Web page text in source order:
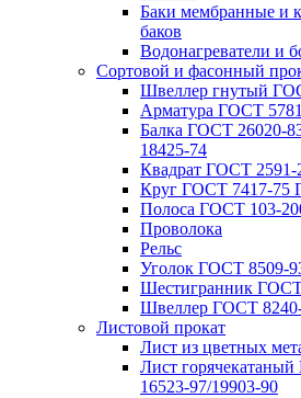
Баки мембранные и
баков
Водонагреватели и
Сортовой и фасонный
Швеллер гнутый
Арматура ГОСТ
Балка ГОСТ 26020-
18425-74
Квадрат ГОСТ 2591-
Круг ГОСТ 7417-75
Полоса ГОСТ 103-
Проволока
Рельс
Уголок ГОСТ 8509-
Шестигранник
Швеллер ГОСТ
Листовой прокат
Лист из цветных
Лист
16523-97/19903-90